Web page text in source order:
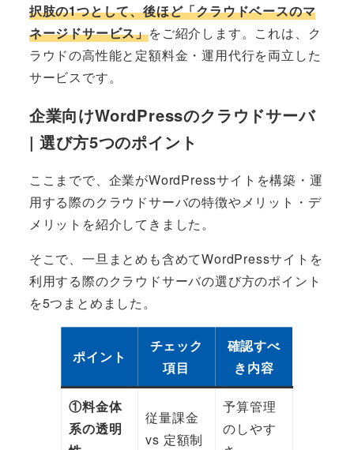
択肢の1つとして、後ほど「クラウドベースのマ
ネージドサービス」をご紹介します。これは、ク
ラウドの高性能と定額料金・運用代行を両立した
サービスです。
企業向けWordPressのクラウドサーバ
| 選び方5つのポイント
ここまでで、企業がWordPressサイトを構築・運
用する際のクラウドサーバの特徴やメリット・デ
メリットを紹介してきました。
そこで、一旦まとめも含めてWordPressサイトを
利用する際のクラウドサーバの選び方のポイント
を5つまとめました。
ポイント
チェック
項目
確認すべ
き内容
①料金体
系の透明
従量課金
vs 定額制
予算管理
のしやす